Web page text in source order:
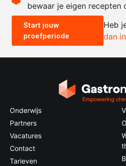
-
0.5x 1x 2x
bewaar je eigen recepten
Start jouw
proefperiode
Heb
dan in
Onderwijs
Partners
Vacatures
Contact
Tarieven